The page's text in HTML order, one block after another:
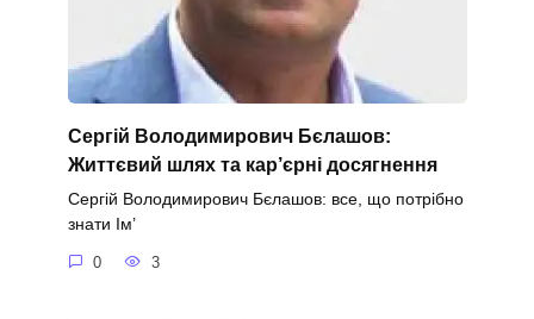
Сергій Володимирович Бєлашов:
Життєвий шлях та кар’єрні досягнення
Сергій Володимирович Бєлашов: все, що потрібно
знати Ім’
0 3